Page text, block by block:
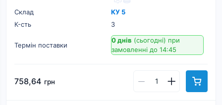
Склад
КУ 5
К-cть
3
Термін поставки
0 днів (сьогодні) при
замовленні до 14:45
758,64 грн